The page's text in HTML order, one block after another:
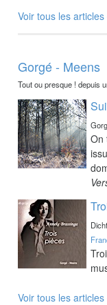
Voir tous les
Gorgé - Meens
Tout ou presque ! depuis
On
Voir tous les